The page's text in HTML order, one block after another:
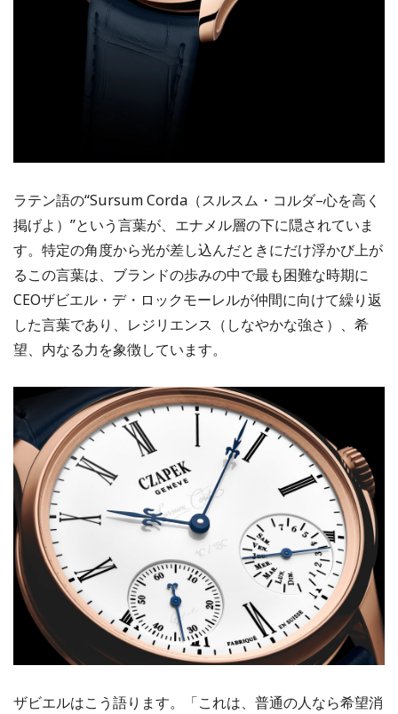
ラテン語の“Sursum Corda（スルスム・コルダ–心を高く
掲げよ）”という言葉が、エナメル層の下に隠されていま
す。特定の角度から光が差し込んだときにだけ浮かび上が
るこの言葉は、ブランドの歩みの中で最も困難な時期に
CEOザビエル・デ・ロックモーレルが仲間に向けて繰り返
した言葉であり、レジリエンス（しなやかな強さ）、希
望、内なる力を象徴しています。
ザビエルはこう語ります。「これは、普通の人なら希望消